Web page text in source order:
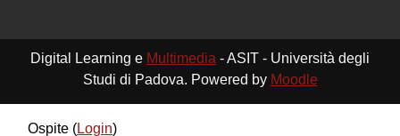
Digital Learning e Multimedia - ASIT - Università degli
Studi di Padova. Powered by Moodle
Ospite (Login)